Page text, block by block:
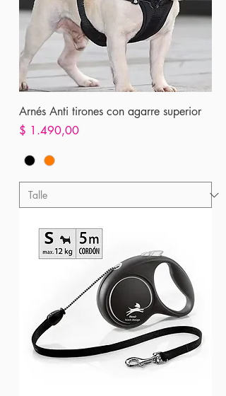
Arnés Anti tirones con agarre superior
Precio
$ 1.490,00